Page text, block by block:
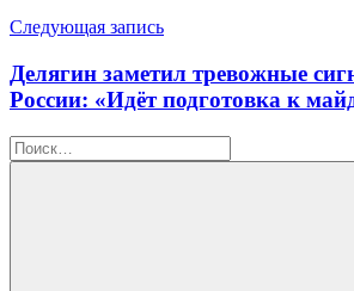
Следующая запись
Делягин заметил тревожные
России: «Идёт подготовка к
Найти: